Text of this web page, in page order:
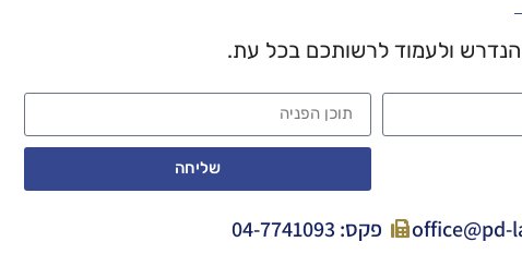
ולעמוד לרשותכם בכל עת.
שליחה
פקס: 04-7741093